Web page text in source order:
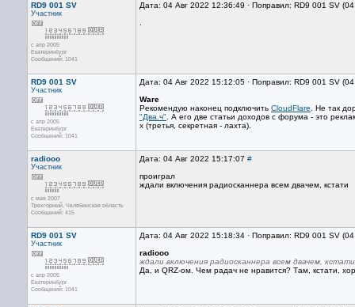
RD9 001 SV
Участник
с апр 2005
Екатеринбург
Сообщений: 1041
Дата: 04 Авг 2022 12:36:49 · Поправил: RD9 001 SV
RD9 001 SV
Участник
с апр 2005
Екатеринбург
Сообщений: 1041
Дата: 04 Авг 2022 15:12:05 · Поправил: RD9 001 SV
Ware
Рекомендую наконец подключить CloudFlare . Не так
"Два.ч" . А его две статьи доходов с форума - это
х (третья, секретная - лахта).
radiooo
Участник
с мая 2007
Трехгорный, Челябинская область
Сообщений: 415
Дата: 04 Авг 2022 15:17:07 #
проиграл
ждали включения радиосканнера всем двачем, кстати
RD9 001 SV
Участник
с апр 2005
Екатеринбург
Сообщений: 1041
Дата: 04 Авг 2022 15:18:34 · Поправил: RD9 001 SV
radiooo
ждали включения радиосканнера всем двачем, кстати
Да, и QRZ-ом. Чем радач не нравится? Там, кстати,